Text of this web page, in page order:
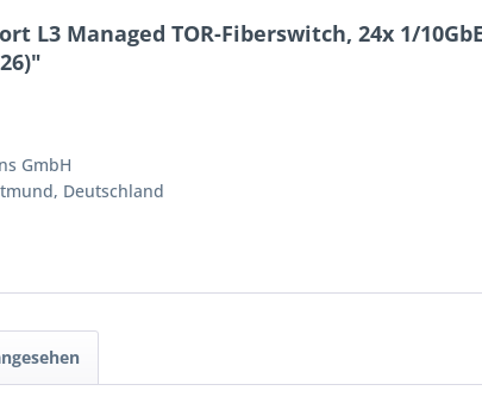
Managed TOR-Fiberswitch, 24x 1/10GbE
GmbH
Deutschland